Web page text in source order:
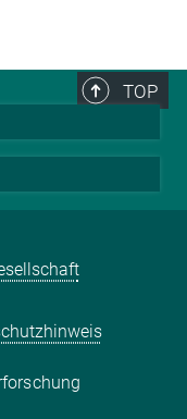
TOP